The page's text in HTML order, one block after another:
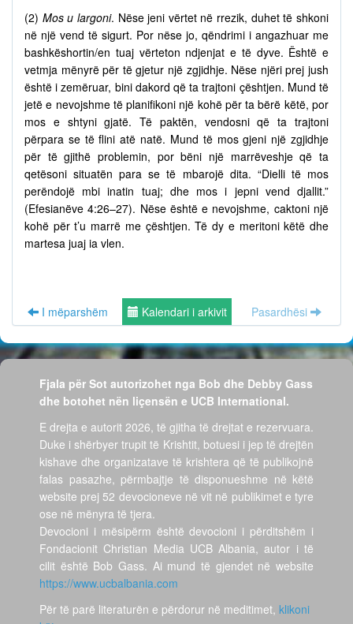
(2) Mos u largoni. Nëse jeni vërtet në rrezik, duhet të shkoni
në një vend të sigurt. Por nëse jo, qëndrimi i angazhuar me
bashkëshortin/en tuaj vërteton ndjenjat e të dyve. Është e
vetmja mënyrë për të gjetur një zgjidhje. Nëse njëri prej jush
është i zemëruar, bini dakord që ta trajtoni çështjen. Mund të
jetë e nevojshme të planifikoni një kohë për ta bërë këtë, por
mos e shtyni gjatë. Të paktën, vendosni që ta trajtoni
përpara se të flini atë natë. Mund të mos gjeni një zgjidhje
për të gjithë problemin, por bëni një marrëveshje që ta
qetësoni situatën para se të mbarojë dita. “Dielli të mos
perëndojë mbi inatin tuaj; dhe mos i jepni vend djallit.”
(Efesianëve 4:26–27). Nëse është e nevojshme, caktoni një
kohë për t’u marrë me çështjen. Të dy e meritoni këtë dhe
martesa juaj ia vlen.
I mëparshëm Kalendari i arkivit Pasardhësi
Fjala për Sot autorizohet nga Bob dhe Debby Gass
dhe botohet nën liçensën e UCB International.
E drejta e autorit 2026, të gjitha të drejtat e rezervuara.
Duke i shërbyer trupit të Krishtit, botuesi i jep të drejtën
kishave dhe organizatave të krishtera që të publikojnë
falas pasazhe, përmbajtje të disponueshme në këtë
website prej 52 devocioneve në vit në publikimet e tyre
ose në mënyra të tjera.
Devocioni i mësipërm është devocioni i përditshëm i
Fondacionit Christian Media UCB Albania, autor i të
cilit është Bob Gass. Ai mund të gjendet në website
https://www.ucbalbania.com
Për të parë literaturën e përdorur në meditimet, klikoni